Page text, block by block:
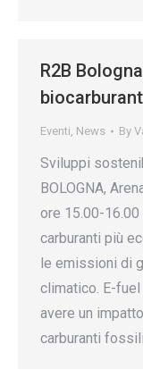
R2B
Eventi, News By
Sviluppi
BOLOGNA,
ore 15.00-
carburanti più
le emissioni di
climatico. E-
avere un
carburanti